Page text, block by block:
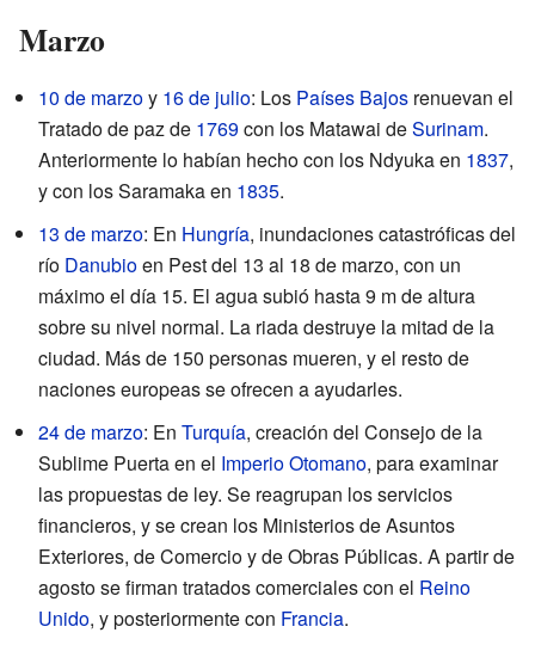
Marzo
10 de marzoy 16 de julio: Los Países Bajos renuevan el
Tratado de paz de 1769con los Matawai deSurinam.
Anteriormente lo habían hecho con los Ndyuka en 1837,
y con los Saramaka en 1835.
13 de marzo: En Hungría, inundaciones catastróficas del
río Danubioen Pest del 13 al 18 de marzo, con un
máximo el día 15. El agua subió hasta 9 m de altura
sobre su nivel normal. La riada destruye la mitad de la
ciudad. Más de 150 personas mueren, y el resto de
naciones europeas se ofrecen a ayudarles.
24 de marzo: En Turquía, creación del Consejo de la
Sublime Puerta en el Imperio Otomano, para examinar
las propuestas de ley. Se reagrupan los servicios
financieros, y se crean los Ministerios de Asuntos
Exteriores, de Comercio y de Obras Públicas. A partir de
agosto se firman tratados comerciales con el Reino
Unido, y posteriormente con Francia.